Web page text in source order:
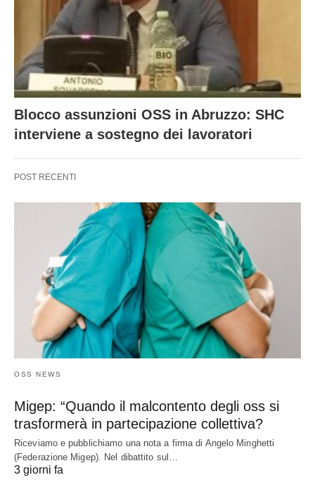
Blocco assunzioni OSS in Abruzzo: SHC
interviene a sostegno dei lavoratori
POST RECENTI
OSS NEWS
Migep: “Quando il malcontento degli oss si
trasformerà in partecipazione collettiva?
Riceviamo e pubblichiamo una nota a firma di Angelo Minghetti
(Federazione Migep). Nel dibattito sul…
3 giorni fa